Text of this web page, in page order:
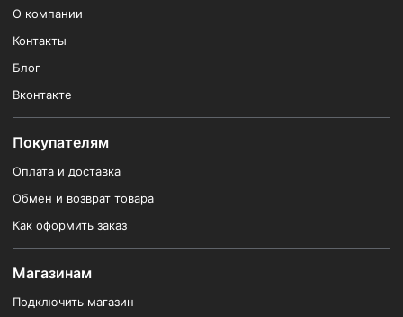
О компании
Контакты
Блог
Вконтакте
Покупателям
Оплата и доставка
Обмен и возврат товара
Как оформить заказ
Магазинам
Подключить магазин